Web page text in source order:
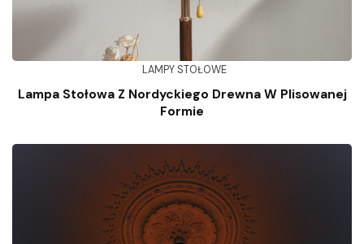
LAMPY STOŁOWE
Lampa Stołowa Z Nordyckiego Drewna W Plisowanej
Formie